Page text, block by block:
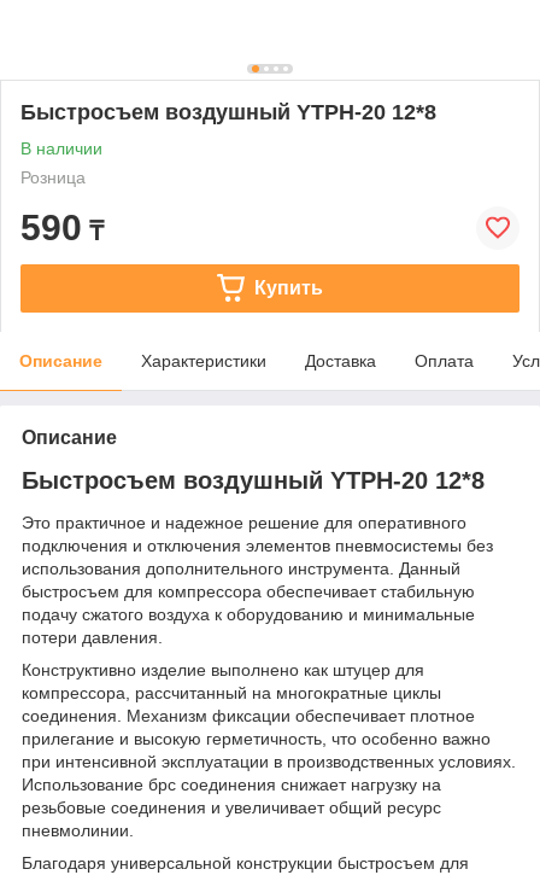
Быстросъем воздушный YTPH-20 12*8
В наличии
Розница
590 ₸
Купить
Описание Характеристики Доставка Оплата
Описание
Быстросъем воздушный YTPH-20 12*8
Это практичное и надежное решение для оперативного
подключения и отключения элементов пневмосистемы без
использования дополнительного инструмента. Данный
быстросъем для компрессора обеспечивает стабильную
подачу сжатого воздуха к оборудованию и минимальные
потери давления.
Конструктивно изделие выполнено как штуцер для
компрессора, рассчитанный на многократные циклы
соединения. Механизм фиксации обеспечивает плотное
прилегание и высокую герметичность, что особенно важно
при интенсивной эксплуатации в производственных условиях.
Использование брс соединения снижает нагрузку на
резьбовые соединения и увеличивает общий ресурс
пневмолинии.
Благодаря универсальной конструкции быстросъем для